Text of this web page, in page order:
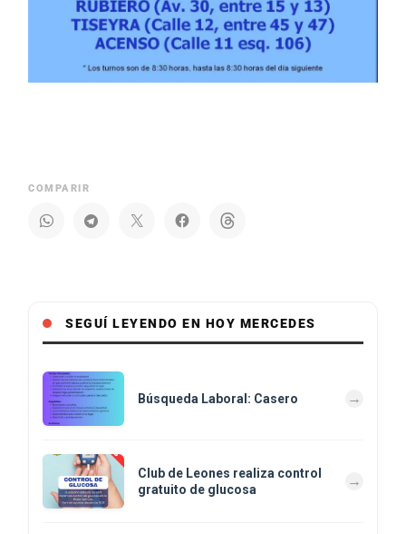
COMPARIR
SEGUÍ LEYENDO EN HOY MERCEDES
Búsqueda Laboral: Casero
Club de Leones realiza control
gratuito de glucosa